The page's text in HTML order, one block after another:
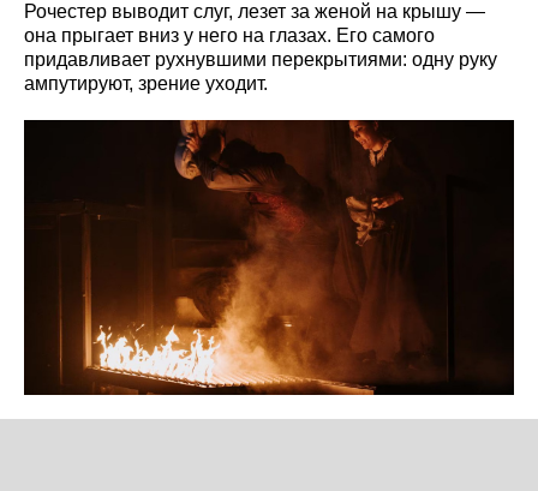
Рочестер выводит слуг, лезет за женой на крышу —
она прыгает вниз у него на глазах. Его самого
придавливает рухнувшими перекрытиями: одну руку
ампутируют, зрение уходит.